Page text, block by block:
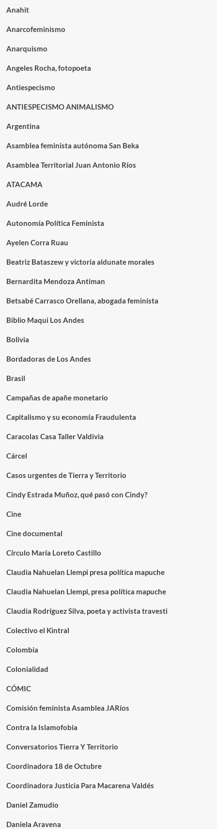
Anahit
Anarcofeminismo
Anarquismo
Angeles Rocha, fotopoeta
Antiespecismo
ANTIESPECISMO ANIMALISMO
Argentina
Asamblea feminista autónoma San Beka
Asamblea Territorial Juan Antonio Ríos
ATACAMA
Audré Lorde
Autonomía Política Feminista
Ayelen Corra Ruau
Beatriz Bataszew y victoria aldunate morales
Bernardita Mendoza Antiman
Betsabé Carrasco Orellana, abogada feminista
Biblio Maqui Los Andes
Bolivia
Bordadoras de Los Andes
Brasil
Campañas de apañe monetario
Capitalismo y su economía Fraudulenta
Caracolas Casa Taller Valdivia
Cárcel
Casos urgentes de Tierra y Territorio
Cindy Estrada Muñoz, qué pasó con Cindy?
Cine
Cine documental
Círculo María Loreto Castillo
Claudia Nahuelan Llempi presa política mapuche
Claudia Nahuelan Llempi, presa política mapuche
Claudia Rodríguez Silva, poeta y activista travesti
Colectivo el Kintral
Colombia
Colonialidad
CÓMIC
Comisión feminista Asamblea JARíos
Contra la Islamofobia
Conversatorios Tierra Y Territorio
Coordinadora 18 de Octubre
Coordinadora Justicia Para Macarena Valdés
Daniel Zamudio
Daniela Aravena